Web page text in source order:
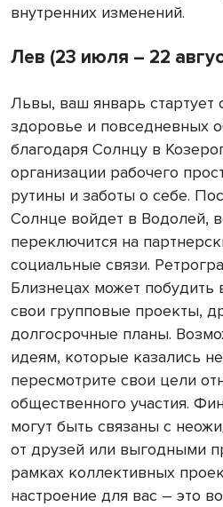
внутренних изменений.
Лев (23 июля – 22
Львы, ваш январь стартует
здоровье и повседневных
благодаря Солнцу в
организации рабочего
рутины и заботы о себе.
Солнце войдет в Водолей,
переключится на
социальные связи.
Близнецах может побудить
свои групповые проекты,
долгосрочные планы.
идеям, которые казались
пересмотрите свои цели
общественного участия.
могут быть связаны с
от друзей или выгодными
рамках коллективных
настроение для вас – это